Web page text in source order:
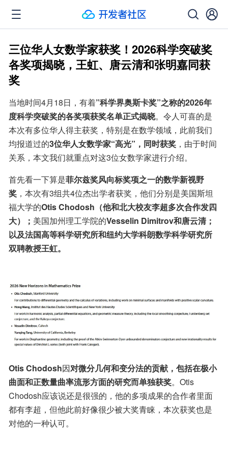
三位华人女数学家获奖！2026科学突破奖
各奖项揭晓，王虹、唐云清和张明嘉同获
奖
当地时间4月18日，有着”科学界奥斯卡奖”之称的2026年
度科学突破奖的各奖项获奖名单正式揭晓。令人可喜的是
本次有多位华人得主获奖，特别是在数学领域，此前我们
均报道过的3位华人女数学家“高光”，同时获奖 ，由于时间
关系，本文我们就重点对这3位女数学家进行介绍。
首先看一下算是菲尔兹奖风向标奖项之一的数学新视野
奖 ，本次有3组共4位杰出学者获奖，他们分别是美国斯坦
福大学的Otis Chodosh（他和北大校友李超多次合作发四
大）； 美国加州理工学院的Vesselin Dimitrov和唐云清；
以及法国高等科学研究所和纽约大学科朗数学科学研究所
双聘教授王虹。
Otis Chodosh因对微分几何和变分法的贡献，包括在极小
曲面和正数量曲率流形方面的研究而单独获奖。Otis
Chodosh应该说还是很强的，他的多项成果的合作者里面
都有李超，但他此前好像很少被大奖青睐，本次获奖也是
对他的一种认可。